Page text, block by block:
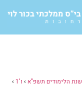
שנת הלימודים תשפ"א › ו'1
›